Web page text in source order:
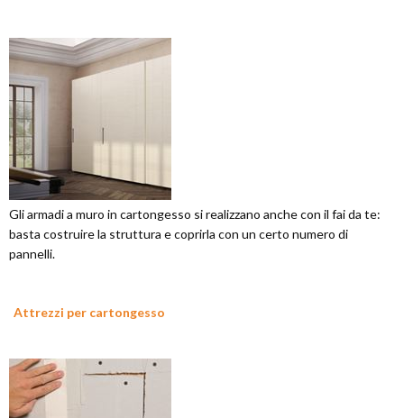
Gli armadi a muro in cartongesso si realizzano anche con il fai da te:
basta costruire la struttura e coprirla con un certo numero di
pannelli.
Attrezzi per cartongesso